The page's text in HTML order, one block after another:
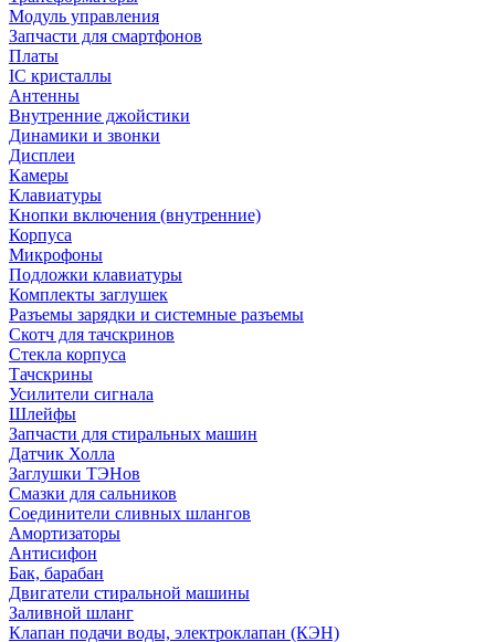
Модуль управления
Запчасти для смартфонов
Платы
IC кристаллы
Антенны
Внутренние джойстики
Динамики и звонки
Дисплеи
Камеры
Клавиатуры
Кнопки включения (внутренние)
Корпуса
Микрофоны
Подложки клавиатуры
Комплекты заглушек
Разъемы зарядки и системные разъемы
Скотч для тачскринов
Стекла корпуса
Тачскрины
Усилители сигнала
Шлейфы
Запчасти для стиральных машин
Датчик Холла
Заглушки ТЭНов
Смазки для сальников
Соединители сливных шлангов
Амортизаторы
Антисифон
Бак, барабан
Двигатели стиральной машины
Заливной шланг
Клапан подачи воды, электроклапан (КЭН)